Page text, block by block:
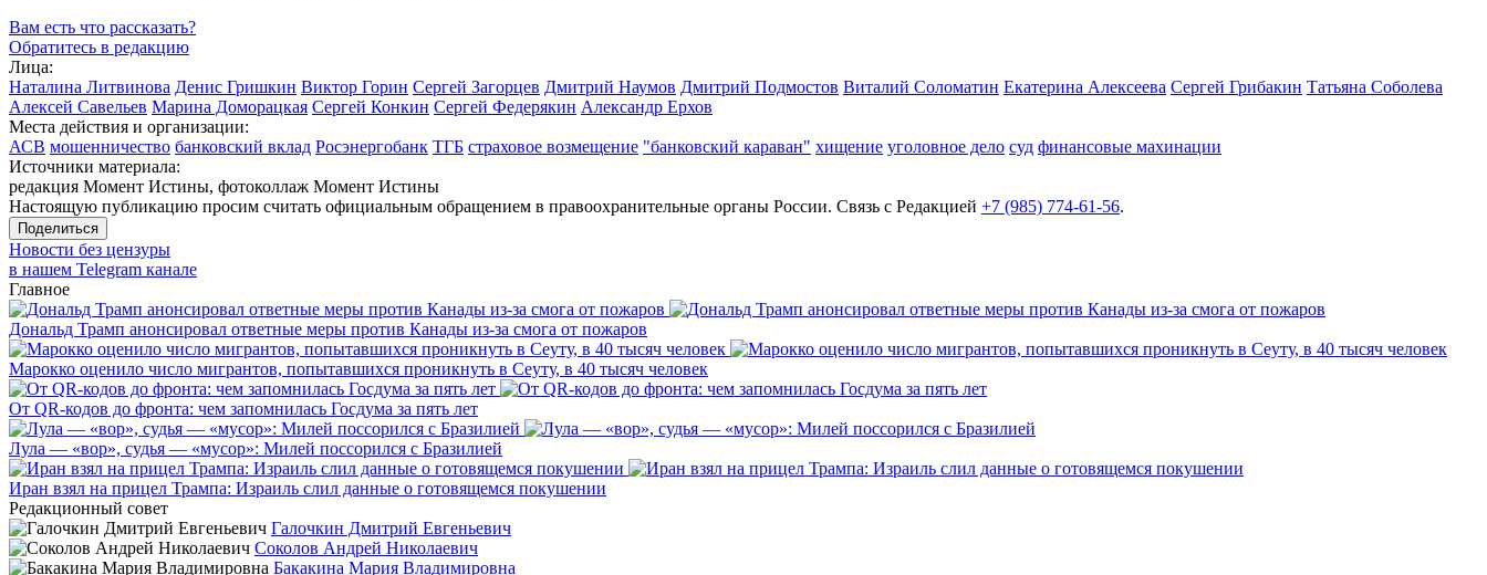
Вам есть что рассказать?
Обратитесь в редакцию
Лица:
Наталина Литвинова Денис Гришкин Виктор Горин Сергей Загорцев Дмитрий Наумов Дмитрий Подмостов Виталий Соломатин Екатерина Алексеева Сергей Грибакин Татьяна Соболева
Алексей Савельев Марина Доморацкая Сергей Конкин Сергей Федерякин Александр Ерхов
Места действия и организации:
АСВ мошенничество банковский вклад Росэнергобанк ТГБ страховое возмещение "банковский караван" хищение уголовное дело суд финансовые махинации
Источники материала:
редакция Момент Истины, фотоколлаж Момент Истины
Настоящую публикацию просим считать официальным обращением в правоохранительные органы России. Связь с Редакцией +7 (985) 774-61-56.
Поделиться
Новости без цензуры
в нашем Telegram канале
Главное
Дональд Трамп анонсировал ответные меры против Канады из-за смога от пожаров
Марокко оценило число мигрантов, попытавшихся проникнуть в Сеуту, в 40 тысяч человек
От QR-кодов до фронта: чем запомнилась Госдума за пять лет
Лула — «вор», судья — «мусор»: Милей поссорился с Бразилией
Иран взял на прицел Трампа: Израиль слил данные о готовящемся покушении
Редакционный совет
Галочкин Дмитрий Евгеньевич
Соколов Андрей Николаевич
Бакакина Мария Владимировна